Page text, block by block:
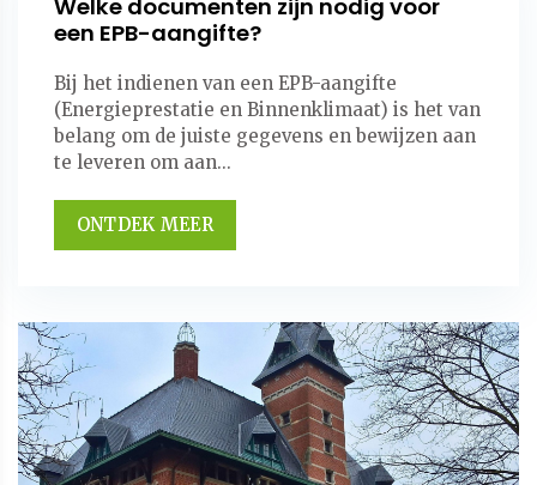
Welke documenten zijn nodig voor
een EPB-aangifte?
Bij het indienen van een EPB-aangifte
(Energieprestatie en Binnenklimaat) is het van
belang om de juiste gegevens en bewijzen aan
te leveren om aan...
ONTDEK MEER